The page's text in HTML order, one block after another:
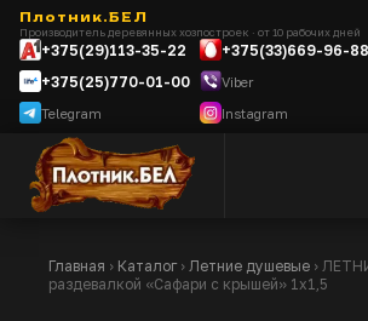
Плотник.БЕЛ
Производитель деревянных хозпостроек · от 10 рабочих дней
+375(29)113-35-22
+375(33)669-96-88
+375(25)770-01-00
Viber
Telegram
Instagram
Главная › Каталог› Летние душевые ›
раздевалкой «Сафари с крышей» 1х1,5